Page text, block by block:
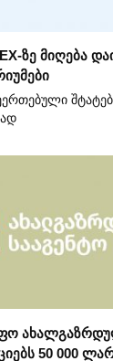
ზე მიღება
50 000